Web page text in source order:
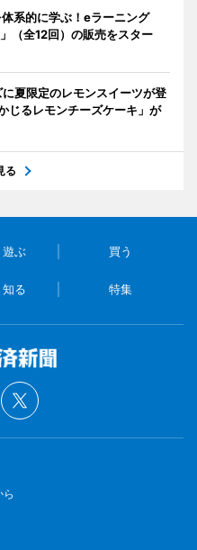
系的に学ぶ！eラーニング
（全12回）の販売をスター
夏限定のレモンスイーツが登
じるレモンチーズケーキ」が
る
遊ぶ 買う
る 特集